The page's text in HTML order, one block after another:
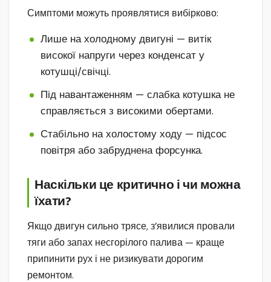
Симптоми можуть проявлятися вибірково:
Лише на холодному двигуні — витік
високої напруги через конденсат у
котушці/свічці.
Під навантаженням — слабка котушка не
справляється з високими обертами.
Стабільно на холостому ходу — підсос
повітря або забруднена форсунка.
Наскільки це критично і чи можна
їхати?
Якщо двигун сильно трясе, з’явилися провали
тяги або запах несгорілого палива — краще
припинити рух і не ризикувати дорогим
ремонтом.